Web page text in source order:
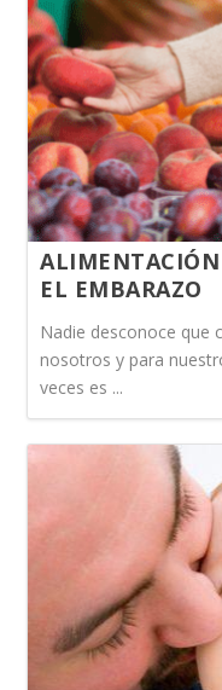
EL EMBARAZO
Nadie desconoce que
nosotros y para
veces es ...